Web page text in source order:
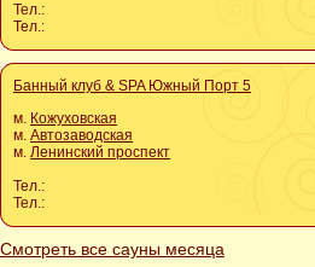
Тел.:
Тел.:
Банный клуб & SPA Южный Порт 5
м. Кожуховская
м. Автозаводская
м. Ленинский проспект
Тел.:
Тел.:
Смотреть все сауны месяца